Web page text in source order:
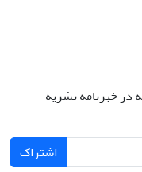
در خبرنامه نشریه
اشتراک